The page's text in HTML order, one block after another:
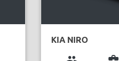
KIA NIRO